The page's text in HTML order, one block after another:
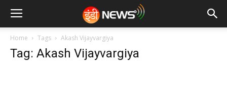
Home Tags Akash Vijayvargiya
Tag: Akash Vijayvargiya